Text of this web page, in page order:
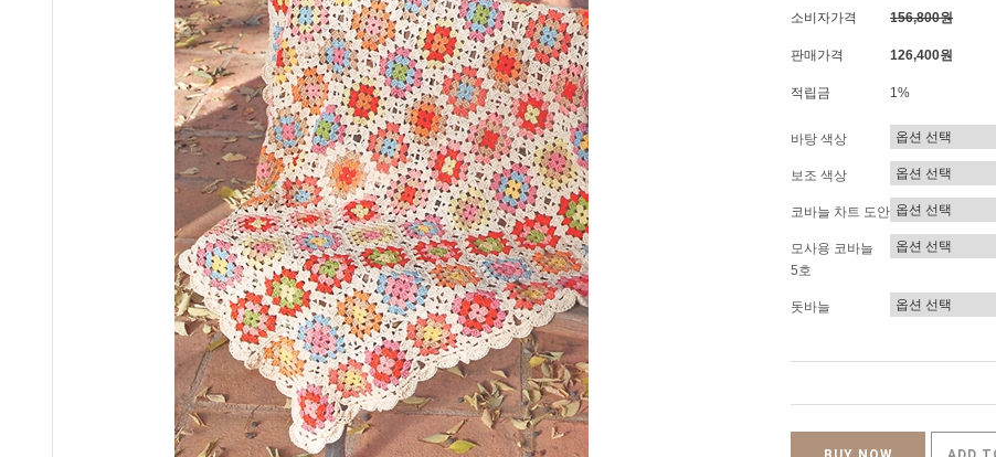
소비자가격 156,800원
판매가격 126,400원
적립금 1%
바탕 색상
보조 색상
코바늘 차트 도안
모사용 코바늘
5호
돗바늘